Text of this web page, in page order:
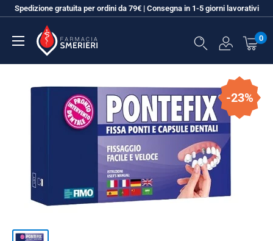
al
contenuto
Spedizione gratuita per ordini da 79€ | Consegna in 1-5 giorni lavorativi
Farmacia
SMERIERI
0
-23%